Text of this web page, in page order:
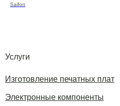
Saifon
Изготовление печатных плат
Электронные компоненты
Услуги